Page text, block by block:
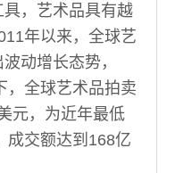
，艺术品具有越
年以来，全球艺
动增长态势，
，全球艺术品拍卖
元，为近年最低
成交额达到168亿